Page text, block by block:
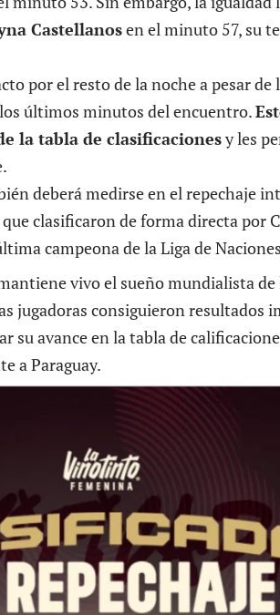
Castellanosen el minuto 57, su
por el resto de la noche a pesar de
últimos minutos del encuentro.
la tabla de clasificacionesy les
deberá medirse en el repechaje
clasificaron de forma directa por
campeona de la Liga de
vivo el sueño mundialista de
jugadoras consiguieron resultados
su avance en la tabla de
a Paraguay.